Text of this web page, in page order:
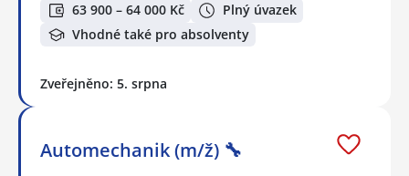
63 900 – 64 000 Kč
Plný úvazek
Vhodné také pro absolventy
Zveřejněno: 5. srpna
Automechanik (m/ž) 🔧